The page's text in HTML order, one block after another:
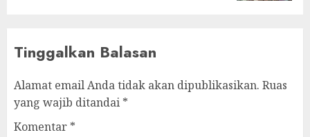
Tinggalkan Balasan
Alamat email Anda tidak akan dipublikasikan. Ruas
yang wajib ditandai *
Komentar *